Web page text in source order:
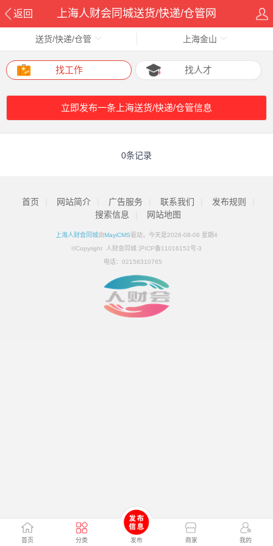
送货/快递/仓管 上海金山
找工作 找人才
立即发布一条上海送货/快递/仓管信息
0条记录
返回 上海人财会同城送货/快递/仓管网
首页 分类 发布 商家 我的
首页 网站简介 广告服务 联系我们 发布规则
搜索信息
网站地图
上海人财会同城由MayiCMS驱动，今天是2026-08-06 星期4
©Copyright 人财会同城 沪ICP备11016152号-3
电话： 02158310765